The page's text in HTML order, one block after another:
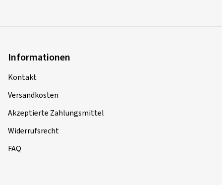
Informationen
Kontakt
Versandkosten
Akzeptierte Zahlungsmittel
Widerrufsrecht
FAQ